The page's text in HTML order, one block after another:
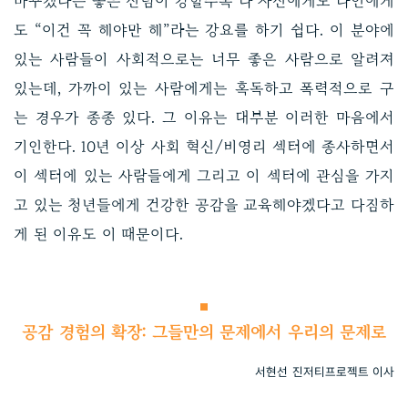
도 “이건 꼭 해야만 해”라는 강요를 하기 쉽다. 이 분야에
있는 사람들이 사회적으로는 너무 좋은 사람으로 알려져
있는데, 가까이 있는 사람에게는 혹독하고 폭력적으로 구
는 경우가 종종 있다. 그 이유는 대부분 이러한 마음에서
기인한다. 10년 이상 사회 혁신/비영리 섹터에 종사하면서
이 섹터에 있는 사람들에게 그리고 이 섹터에 관심을 가지
고 있는 청년들에게 건강한 공감을 교육해야겠다고 다짐하
게 된 이유도 이 때문이다.
공감 경험의 확장: 그들만의 문제에서 우리의 문제로
서현선 진저티프로젝트 이사